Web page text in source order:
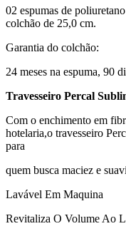
02 espumas de
colchão de 25,0 cm.
Garantia do colchão:
24 meses na espuma, 90
Travesseiro Percal
Com o enchimento em
hotelaria,o travesseiro
para
quem busca maciez e
Lavável Em Maquina
Revitaliza O Volume Ao